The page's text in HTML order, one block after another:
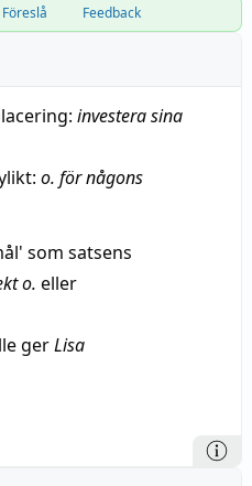
Föreslå Feedback
: investerasina
o. för någons
' som satsens
o. eller
gerLisa